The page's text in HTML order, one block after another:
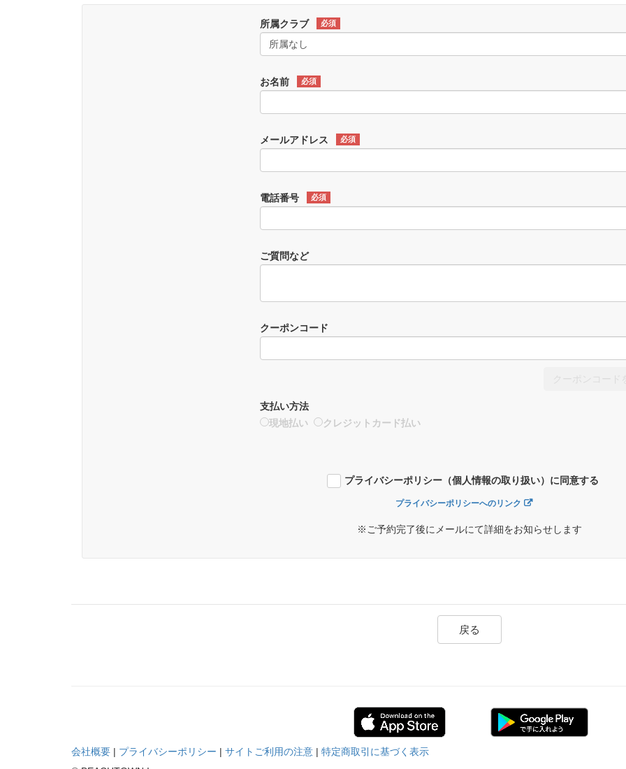
所属クラブ 必須
お名前 必須
メールアドレス 必須
電話番号 必須
ご質問など
クーポンコード
支払い方法
現地払い
クレジットカード払い
プライバシーポリシー（個人情報の取り扱い）に同意する
プライバシーポリシーへのリンク
※ご予約完了後にメールにて詳細をお知らせします
戻る
会社概要 | プライバシーポリシー | サイトご利用の注意 | 特定商取引に基づく表示